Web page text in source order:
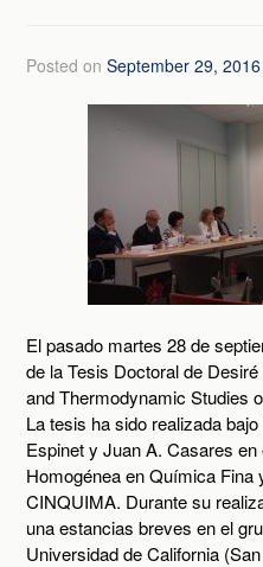
Posted onSeptember 29, 2016
El pasado martes 28 de
de la Tesis Doctoral de
and Thermodynamic Studies
La tesis ha sido realizada
Espinet y Juan A. Casares
Homogénea en Química Fina
CINQUIMA. Durante su
una estancias breves en el
Universidad de California